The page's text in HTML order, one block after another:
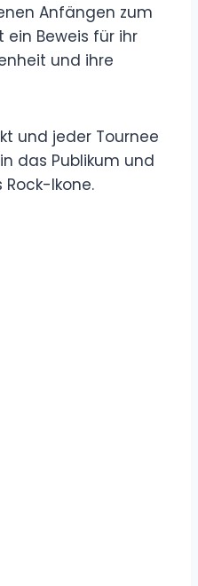
Anfängen zum
Beweis für ihr
und ihre
und jeder Tournee
das Publikum und
Ikone.